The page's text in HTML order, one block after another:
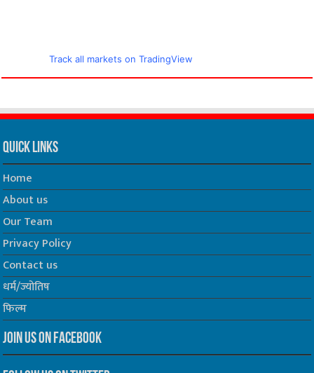
Track all markets on TradingView
Quick Links
Home
About us
Our Team
Privacy Policy
Contact us
धर्म/ज्योतिष
फिल्म
Join us on Facebook